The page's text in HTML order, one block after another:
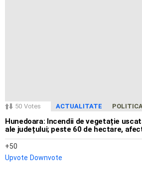
50 Votes ACTUALITATE
Hunedoara: Incendii de vegetație
ale județului; peste 60 de hectare,
50
Upvote Downvote